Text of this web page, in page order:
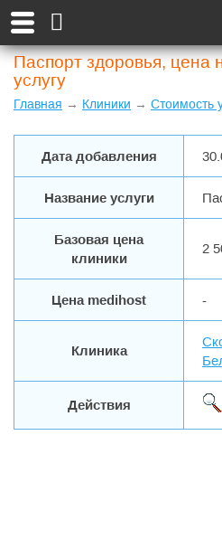
Паспорт здоровья, цена
услугу
Главная → Клиники → Стоимость
Дата добавления
Название услуги
Базовая цена
клиники
2
Цена medihost -
Клиника
Действия